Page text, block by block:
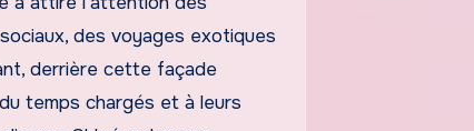
des voyages exotiques
derrière cette façade
temps chargés et à leurs